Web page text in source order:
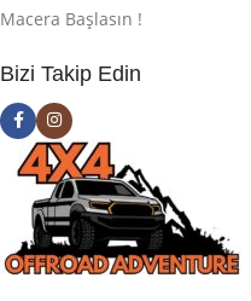
Macera Başlasın !
Bizi Takip Edin